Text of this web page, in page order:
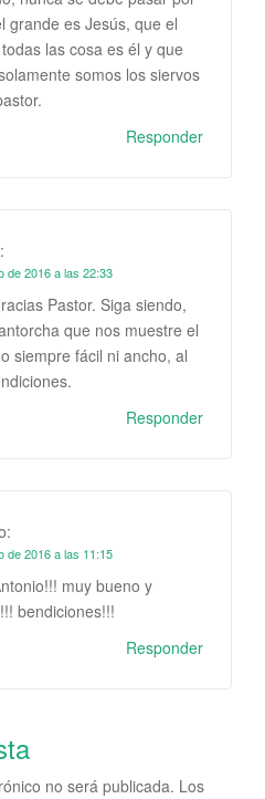
grande es Jesús, que el
las cosa es él y que
somos los siervos
Responder
de 2016 a las 22:33
Pastor. Siga siendo,
que nos muestre el
siempre fácil ni ancho, al
Responder
de 2016 a las 11:15
muy bueno y
bendiciones!!!
Responder
no será publicada. Los